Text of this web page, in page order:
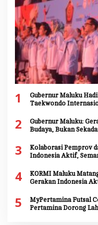
1
Gubernur Maluku
Taekwondo
2
Gubernur Maluku:
Budaya, Bukan
3
Kolaborasi Pemprov
Indonesia Aktif,
4
KORMI Maluku
Gerakan Indonesia
5
MyPertamina Futsal
Pertamina Dorong